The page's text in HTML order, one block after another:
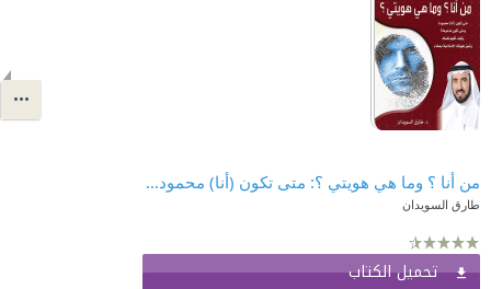
من أنا ؟ وما هي هويتي ؟: متى تكون (أنا) محمودة؟ ومتى تكون مذمومة؟ وكيف تفهم نفسك؟ وتميز هويتك الإسلامية بصفاء
طارق السويدان
تحميل الكتاب